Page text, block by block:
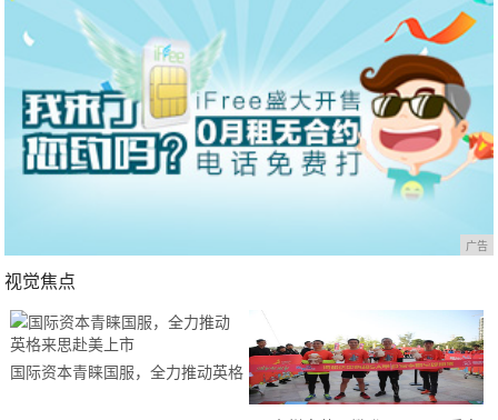
广告
视觉焦点
国际资本青睐国服，全力推动英格